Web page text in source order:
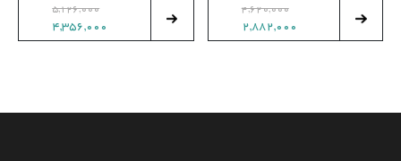
5,126,000
4,356,000
4,620,000
2,882,000